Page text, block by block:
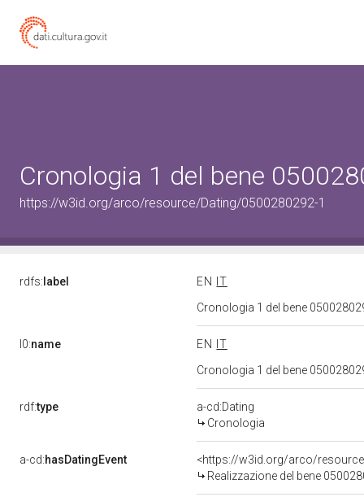
Cronologia 1 del bene
https://w3id.org/arco/resource/Dating/0500280292-1
rdfs: label EN
IT
Cronologia 1 del bene
l0:name EN
IT
Cronologia 1 del bene
rdf:type
a-cd:Dating
Cronologia
a-cd:hasDatingEvent
<https://w3id.org/arco/
Realizzazione del bene